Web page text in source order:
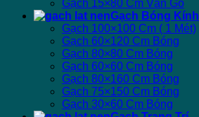
Gạch 15×80 Cm Vân Gỗ
Gạch Bóng Kính
Gạch 100×100 Cm ( 1 Mét)
Gạch 60×120 Cm Bóng
Gạch 80×80 Cm Bóng
Gạch 60×60 Cm Bóng
Gạch 80×160 Cm Bóng
Gạch 75×150 Cm Bóng
Gạch 30×60 Cm Bóng